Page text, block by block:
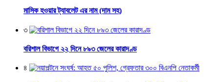
মাসিক হওয়ার ট্যাবলেট এর নাম (দাম সহ)
৩
বরিশাল বিভাগে ২২ দিনে ৮৯৩ জেলের কারাদণ্ড
৪